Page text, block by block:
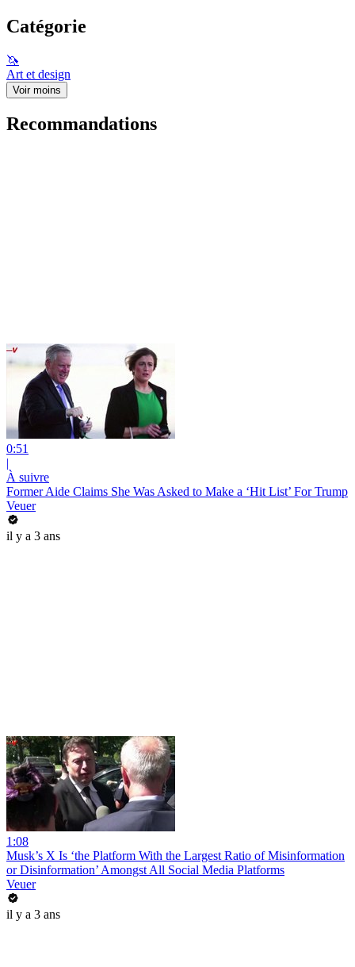
Catégorie
🦄
Art et design
Voir moins
Recommandations
0:51
|
À suivre
Former Aide Claims She Was Asked to Make a ‘Hit List’ For Trump
Veuer
il y a 3 ans
1:08
Musk’s X Is ‘the Platform With the Largest Ratio of Misinformation
or Disinformation’ Amongst All Social Media Platforms
Veuer
il y a 3 ans